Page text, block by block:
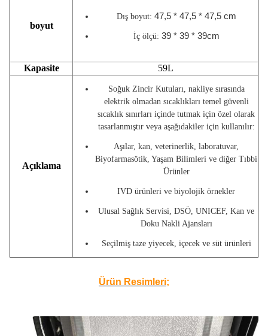
boyut
Dış boyut: 47,5 * 47,5 * 47,5 cm
İç ölçü: 39 * 39 * 39cm
Kapasite 59L
Açıklama
Soğuk Zincir Kutuları, nakliye sırasında
elektrik olmadan sıcaklıkları temel güvenli
sıcaklık sınırları içinde tutmak için özel olarak
tasarlanmıştır veya aşağıdakiler için kullanılır:
Aşılar, kan, veterinerlik, laboratuvar,
Biyofarmasötik, Yaşam Bilimleri ve diğer Tıbbi
Ürünler
IVD ürünleri ve biyolojik örnekler
Ulusal Sağlık Servisi, DSÖ, UNICEF, Kan ve
Doku Nakli Ajansları
Seçilmiş taze yiyecek, içecek ve süt ürünleri
Ürün Resimleri;